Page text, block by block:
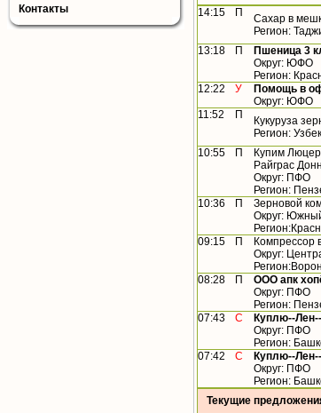
Контакты
14:15
П Сахар в
Регион:
13:18
П
Пшеница 3
Округ: ЮФО
Регион:
12:22 У
Помощь в
Округ: ЮФО
11:52
П
Кукуруза
Регион:
10:55
П
Купим
Райграс
Округ: ПФО
Регион:
10:36 П Зерновой
Округ:
09:15 П
Компрессор
Округ:
08:28 П ООО апк
Округ: ПФО
Регион:
07:43 С
Куплю--
Округ: ПФО
Регион:
07:42
С
Куплю--
Округ: ПФО
Регион:
Текущие